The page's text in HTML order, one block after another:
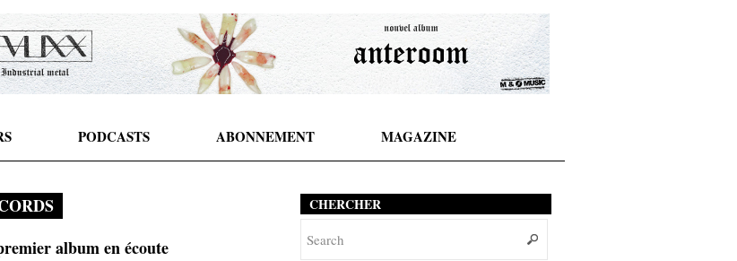
PODCASTS ABONNEMENT MAGAZINE
album en écoute
CHERCHER